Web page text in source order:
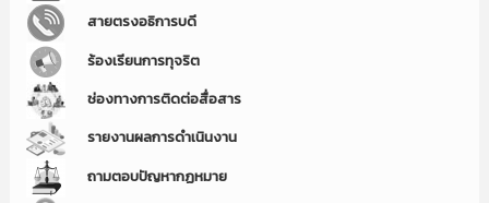
สายตรงอธิการบดี
ร้องเรียนการทุจริต
ช่องทางการติดต่อสื่อสาร
รายงานผลการดำเนินงาน
ถามตอบปัญหากฏหมาย